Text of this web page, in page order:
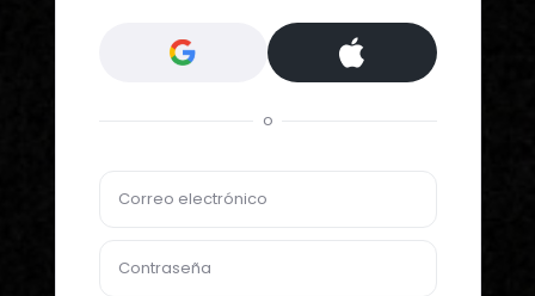
o
Correo electrónico
Contraseña